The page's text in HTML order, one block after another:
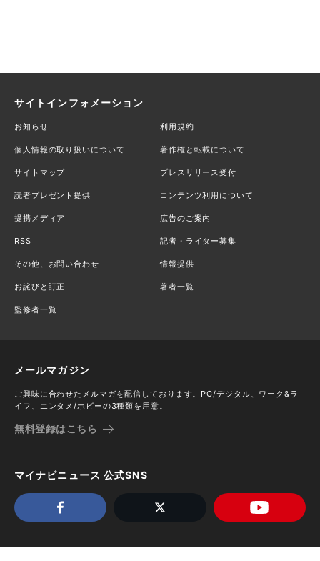
サイトインフォメーション
お知らせ 利用規約
個人情報の取り扱いについて 著作権と転載について
サイトマップ プレスリリース受付
読者プレゼント提供 コンテンツ利用について
提携メディア 広告のご案内
RSS 記者・ライター募集
その他、お問い合わせ 情報提供
お詫びと訂正 著者一覧
監修者一覧
メールマガジン
ご興味に合わせたメルマガを配信しております。PC/デジタル、ワーク&ラ
イフ、エンタメ/ホビーの3種類を用意。
無料登録はこちら
マイナビニュース 公式SNS